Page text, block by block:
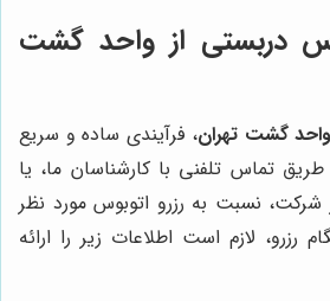
دربستی از واحد گشت
واحد گشت تهران، فرآیندی ساده و سریع
تماس تلفنی با کارشناسان ما، یا
نسبت به رزرو اتوبوس مورد نظر
رزرو، لازم است اطلاعات زیر را ارائه